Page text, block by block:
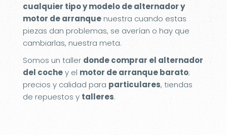
cualquier tipo y modelo de alternador y
motor de arranquenuestra cuando estas
piezas dan problemas, se averían o hay que
cambiarlas, nuestra meta.
Somos un tallerdonde comprar el alternador
del cochey el motor de arranque barato;
precios y calidad para particulares, tiendas
de repuestos y talleres.